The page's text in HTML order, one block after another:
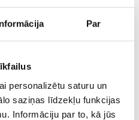
Par
personalizētu saturu un
saziņas līdzekļu funkcijas
Informāciju par to, kā jūs
In stock